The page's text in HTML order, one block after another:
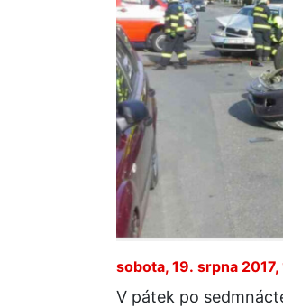
sobota, 19. srpna
V pátek po